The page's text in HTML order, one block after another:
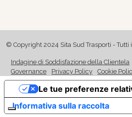
© Copyright 2024 Sita Sud Trasporti - Tutti
Indagine di Soddisfazione della Clientela
Governance
Privacy Policy Cookie
Informativa sulla raccolta
Le tue preferenze